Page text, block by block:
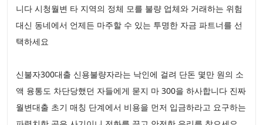
니다 시청월변 타 지역의 정체 모를 불량 업체와 거래하는 위험
대신 동네에서 언제든 마주할 수 있는 투명한 자금 파트너를 선
택하세요
신불자300대출 신용불량자라는 낙인에 걸려 단돈 몇만 원의 소
액 융통도 차단당했던 자들에게 묻지 마 300을 하사합니다 진짜
월변대출 초기 매칭 단계에서 비용을 먼저 입금하라고 요구하는